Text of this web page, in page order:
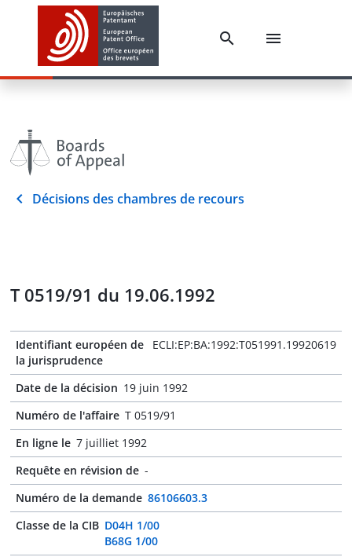
Décisions des chambres de recours
T 0519/91 du 19.06.1992
Identifiant européen de
la jurisprudence
ECLI:EP:BA:1992:T051991.19920619
Date de la décision 19 juin 1992
Numéro de l'affaire T 0519/91
En ligne le 7 juilliet 1992
Requête en révision de -
Numéro de la demande 86106603.3
Classe de la CIB D04H 1/00
B68G 1/00